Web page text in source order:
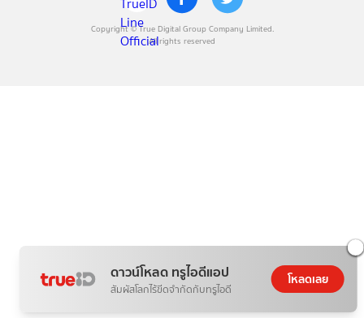
ดาวน์โหลด ทรูไอดีแอป
สัมผัสโลกไร้ขีดจำกัดกับทรูไอดี
โหลดเลย
Copyright © True Digital Group Company Limited.
All rights reserved